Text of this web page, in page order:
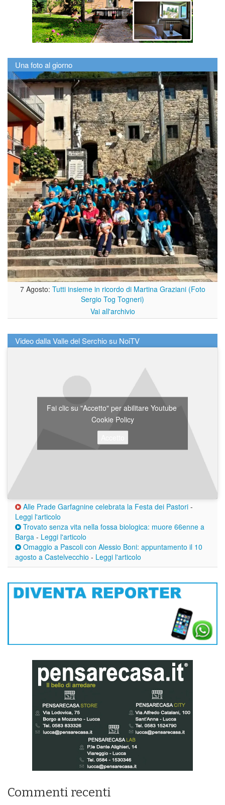
Una foto al giorno
7 Agosto: Tutti insieme in ricordo di Martina Graziani (Foto
Sergio Tog Togneri)
Vai all'archivio
Video dalla Valle del Serchio su NoiTV
Fai clic su "Accetto" per abilitare Youtube
Cookie Policy
Alle Prade Garfagnine celebrata la Festa dei Pastori -
Leggi l'articolo
Trovato senza vita nella fossa biologica: muore 66enne a
Barga - Leggi l'articolo
Omaggio a Pascoli con Alessio Boni: appuntamento il 10
agosto a Castelvecchio - Leggi l'articolo
Commenti recenti